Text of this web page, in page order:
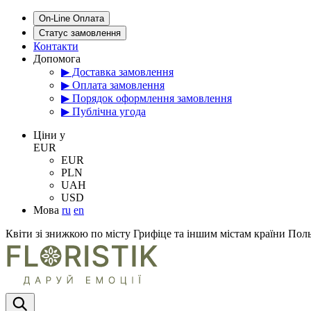
On-Line Оплата
Статус замовлення
Контакти
Допомога
▶ Доставка замовлення
▶ Оплата замовлення
▶ Порядок оформлення замовлення
▶ Публічна угода
Цiни у
EUR
EUR
PLN
UAH
USD
Мова ru en
Квіти зі знижкою по місту Грифіце та іншим містам країни